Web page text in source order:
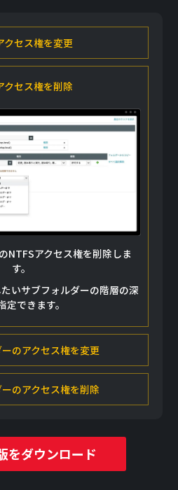
クセス権を変更
ダーやファイルに対して、ユ
個別に権限を割り当てます。
コピーし、対象のフォルダー
できます。
更新する前に変更後の権限設
式で確認できます。
クセス権を削除
NTFSアクセス権を削除しま
す。
いサブフォルダーの階層の深
定できます。
のアクセス権を変更
のアクセス権を削除
をダウンロード